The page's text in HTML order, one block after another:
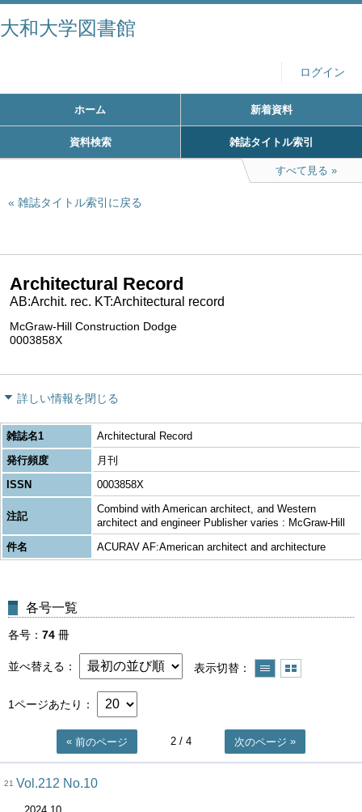
大和大学図書館
ログイン
ホーム 新着資料
資料検索 雑誌タイトル索引
すべて見る
雑誌タイトル索引に戻る
Architectural Record
AB:Archit. rec. KT:Architectural record
McGraw-Hill Construction Dodge
0003858X
詳しい情報を閉じる
雑誌名1
Architectural Record
発行頻度
月刊
ISSN
0003858X
注記
Combind with American architect, and Western
architect and engineer Publisher varies : McGraw-Hill
件名
ACURAV AF:American architect and architecture
各号一覧
各号 74 冊
並べ替える 表示切替
1ページあたり
前のページ 2 / 4 次のページ
21 Vol.212 No.10